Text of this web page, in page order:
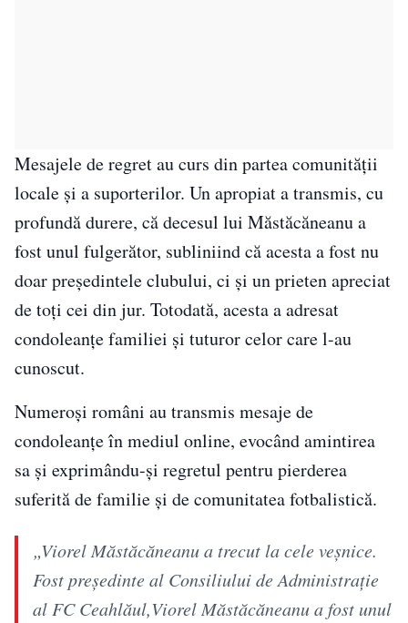
Mesajele de regret au curs din partea comunității
locale și a suporterilor. Un apropiat a transmis, cu
profundă durere, că decesul lui Măstăcăneanu a
fost unul fulgerător, subliniind că acesta a fost nu
doar președintele clubului, ci și un prieten apreciat
de toți cei din jur. Totodată, acesta a adresat
condoleanțe familiei și tuturor celor care l-au
cunoscut.
Numeroși români au transmis mesaje de
condoleanțe în mediul online, evocând amintirea
sa și exprimându-și regretul pentru pierderea
suferită de familie și de comunitatea fotbalistică.
„Viorel Măstăcăneanu a trecut la cele veșnice.
Fost președinte al Consiliului de Administrație
al FC Ceahlăul,Viorel Măstăcăneanu a fost unul